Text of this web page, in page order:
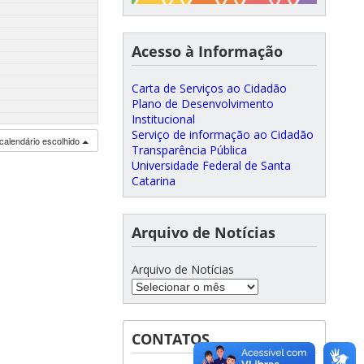
escolhido
Acesso à Informação
Carta de Serviços ao Cidadão
Plano de Desenvolvimento
Institucional
Serviço de informação ao Cidadão
Transparência Pública
Universidade Federal de Santa
Catarina
Arquivo de Notícias
Arquivo de Notícias
CONTATOS